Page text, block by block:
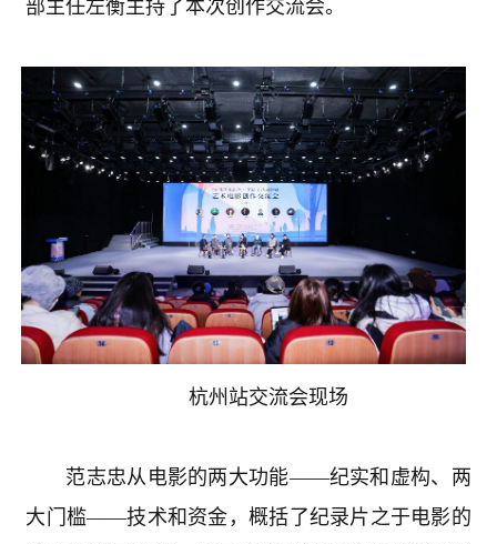
部主任左衡主持了本次创作交流会。
杭州站交流会现场
范志忠从电影的两大功能——纪实和虚构、两
大门槛——技术和资金，概括了纪录片之于电影的